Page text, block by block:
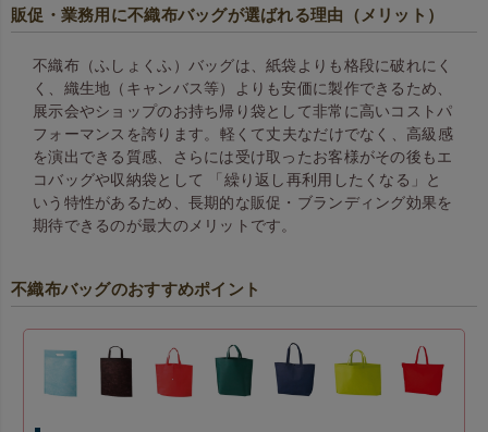
販促・業務用に不織布バッグが選ばれる理由（メリット）
不織布（ふしょくふ）バッグは、紙袋よりも格段に破れにく
く、織生地（キャンバス等）よりも安価に製作できるため、
展示会やショップのお持ち帰り袋として非常に高いコストパ
フォーマンスを誇ります。 軽くて丈夫なだけでなく、高級感
を演出できる質感、さらには受け取ったお客様がその後もエ
コバッグや収納袋として 「繰り返し再利用したくなる」と
いう特性があるため、長期的な販促・ブランディング効果を
期待できるのが最大のメリットです。
不織布バッグのおすすめポイント